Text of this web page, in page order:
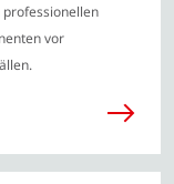
professionellen
vor